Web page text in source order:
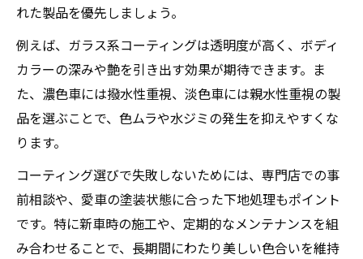
れた製品を優先しましょう。
例えば、ガラス系コーティングは透明度が高く、ボディ
カラーの深みや艶を引き出す効果が期待できます。ま
た、濃色車には撥水性重視、淡色車には親水性重視の製
品を選ぶことで、色ムラや水ジミの発生を抑えやすくな
ります。
コーティング選びで失敗しないためには、専門店での事
前相談や、愛車の塗装状態に合った下地処理もポイント
です。特に新車時の施工や、定期的なメンテナンスを組
み合わせることで、長期間にわたり美しい色合いを維持